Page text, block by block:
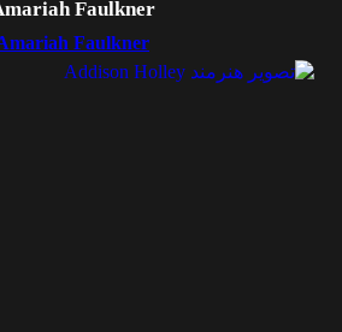
Faulkner
Faulkner